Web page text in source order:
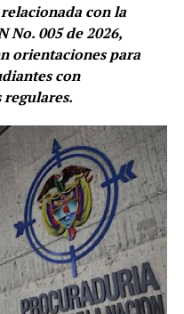
con la
No. 005 de 2026,
orientaciones para
con